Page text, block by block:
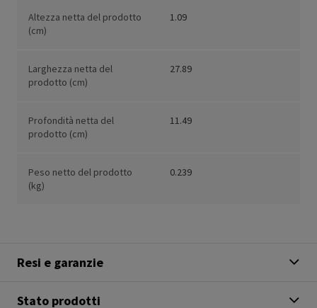
Altezza netta del prodotto
(cm)
1.09
Larghezza netta del
prodotto (cm)
27.89
Profondità netta del
prodotto (cm)
11.49
Peso netto del prodotto
(kg)
0.239
Resi e garanzie
Stato prodotti